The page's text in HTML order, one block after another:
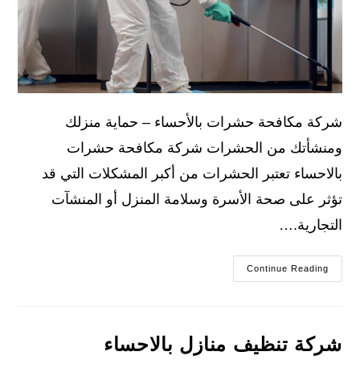
شركة مكافحة حشرات بالأحساء – حماية منزلك
ومنشأتك من الحشرات شركة مكافحة حشرات
بالاحساء تعتبر الحشرات من أكبر المشكلات التي قد
تؤثر على صحة الأسرة وسلامة المنزل أو المنشآت
التجارية.…
Continue Readingشركة
مكافحة
شركة تنظيف منازل بالاحساء